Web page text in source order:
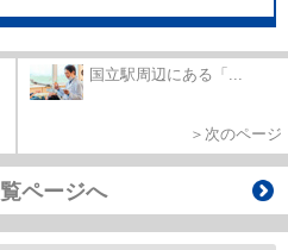
国立駅周辺にある「...
＞次のページ
ページへ